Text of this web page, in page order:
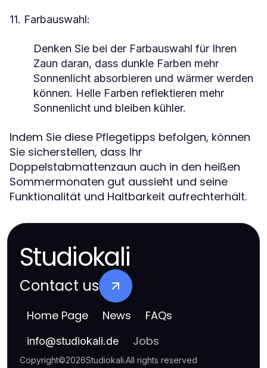
11. Farbauswahl:
Denken Sie bei der Farbauswahl für Ihren
Zaun daran, dass dunkle Farben mehr
Sonnenlicht absorbieren und wärmer werden
können. Helle Farben reflektieren mehr
Sonnenlicht und bleiben kühler.
Indem Sie diese Pflegetipps befolgen, können
Sie sicherstellen, dass Ihr
Doppelstabmattenzaun auch in den heißen
Sommermonaten gut aussieht und seine
Funktionalität und Haltbarkeit aufrechterhält.
Studiokali
Contact us
Home Page News FAQs
info@studiokali.de Jobs
Copyright©2026Studiokali.All rights reserved